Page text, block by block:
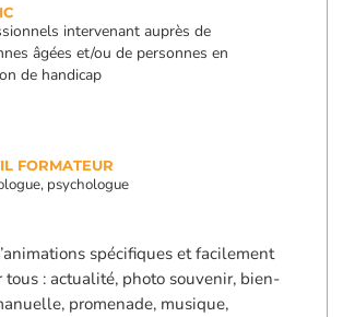
intervenant auprès de
âgées et/ou de personnes en
de handicap
FORMATEUR
psychologue
spécifiques et facilement
: actualité, photo souvenir, bien-
promenade, musique,